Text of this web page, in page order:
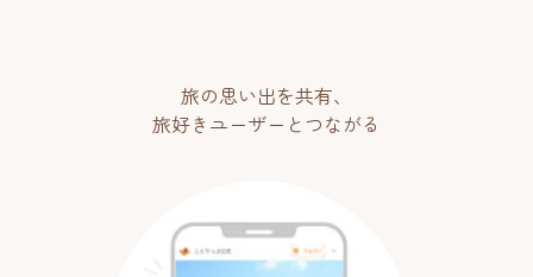
旅の思い出を共有、
旅好きユーザーとつながる